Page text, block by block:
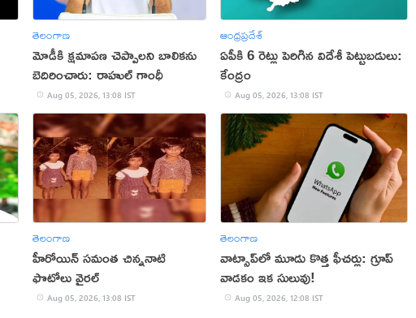
తెలంగాణ
మోడీకి క్షమాపణ చెప్పాలని బాలికను
బెదిరించారు: రాహుల్ గాంధీ
Aug 05, 2026, 13:08 IST
ఆంధ్రప్రదేశ్
ఏపీకి 6 రెట్లు పెరిగిన విదేశీ పెట్టుబడులు:
కేంద్రం
Aug 05, 2026, 13:08 IST
తెలంగాణ
హీరోయిన్ సమంత చిన్ననాటి
ఫొటోలు వైరల్
Aug 05, 2026, 13:08 IST
తెలంగాణ
వాట్సాప్‌లో మూడు కొత్త ఫీచర్లు: గ్రూప్
వాడకం ఇక సులువు!
Aug 05, 2026, 12:08 IST